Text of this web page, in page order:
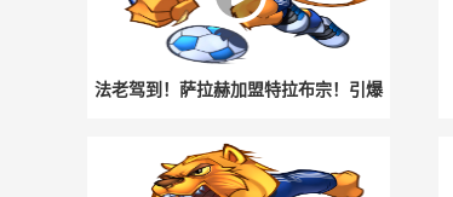
法老驾到！萨拉赫加盟特拉布宗！引爆